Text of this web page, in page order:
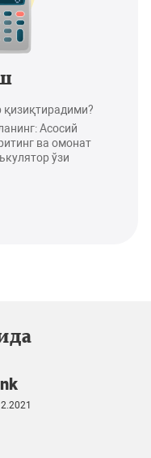
Асосий
ва омонат
ўзи